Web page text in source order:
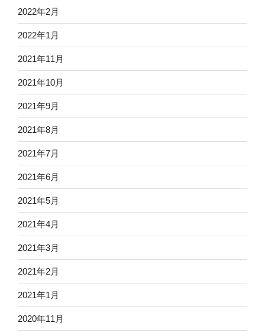
2022年2月
2022年1月
2021年11月
2021年10月
2021年9月
2021年8月
2021年7月
2021年6月
2021年5月
2021年4月
2021年3月
2021年2月
2021年1月
2020年11月